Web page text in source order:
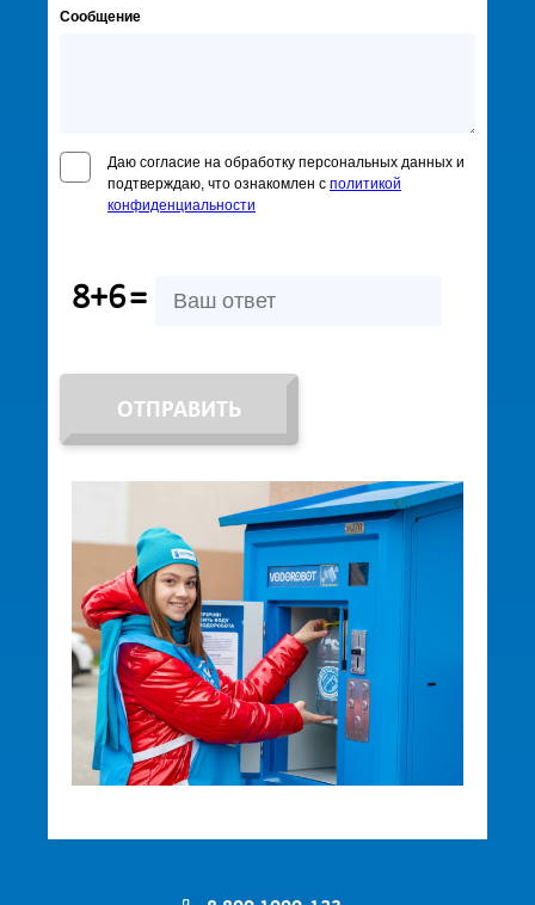
Сообщение
Даю согласие на обработку персональных данных и
подтверждаю, что ознакомлен с политикой
конфиденциальности
8+6=
ОТПРАВИТЬ